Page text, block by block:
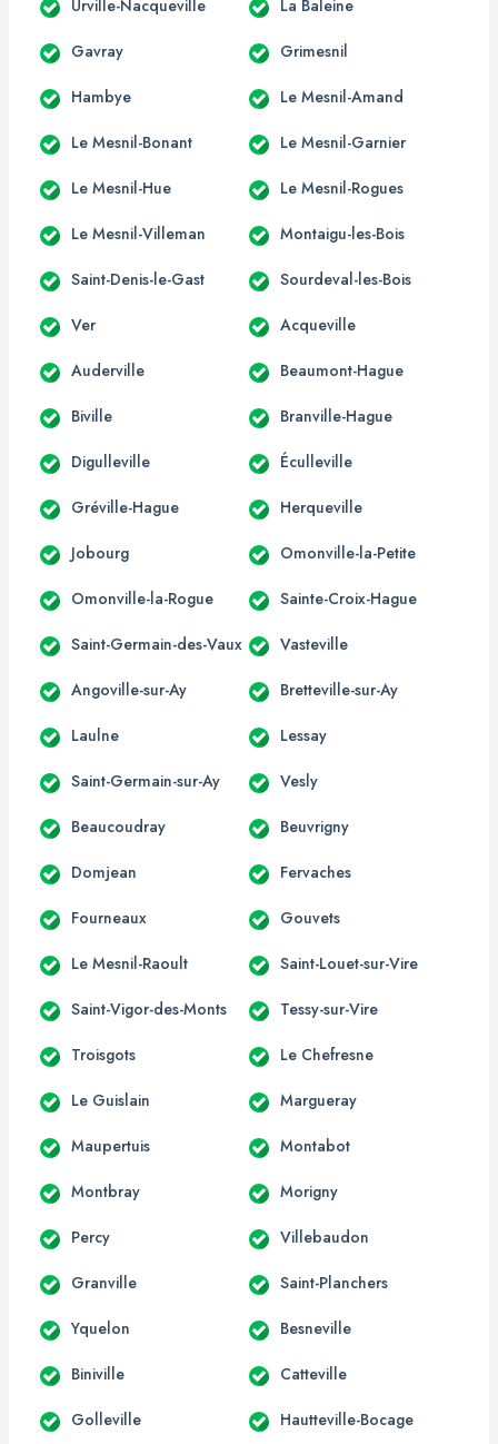
Urville-Nacqueville La Baleine
Gavray Grimesnil
Hambye Le Mesnil-Amand
Le Mesnil-Bonant Le Mesnil-Garnier
Le Mesnil-Hue Le Mesnil-Rogues
Le Mesnil-Villeman Montaigu-les-Bois
Saint-Denis-le-Gast Sourdeval-les-Bois
Ver Acqueville
Auderville Beaumont-Hague
Biville Branville-Hague
Digulleville Éculleville
Gréville-Hague Herqueville
Jobourg Omonville-la-Petite
Omonville-la-Rogue Sainte-Croix-Hague
Saint-Germain-des-Vaux Vasteville
Angoville-sur-Ay Bretteville-sur-Ay
Laulne Lessay
Saint-Germain-sur-Ay Vesly
Beaucoudray Beuvrigny
Domjean Fervaches
Fourneaux Gouvets
Le Mesnil-Raoult Saint-Louet-sur-Vire
Saint-Vigor-des-Monts Tessy-sur-Vire
Troisgots Le Chefresne
Le Guislain Margueray
Maupertuis Montabot
Montbray Morigny
Percy Villebaudon
Granville Saint-Planchers
Yquelon Besneville
Biniville Catteville
Golleville Hautteville-Bocage